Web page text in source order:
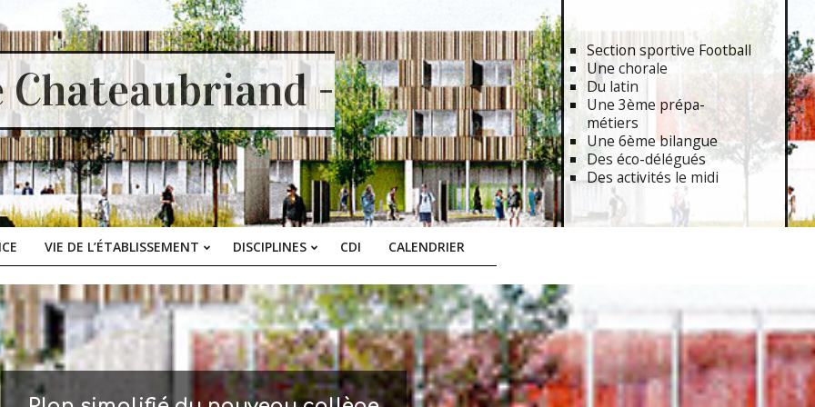
Chateaubriand -
Section sportive Football
Une chorale
Du latin
Une 3ème prépa-
métiers
Une 6ème bilangue
Des éco-délégués
Des activités le midi
Primary
Navigation
Menu
VIE DE L’ÉTABLISSEMENT DISCIPLINES CDI CALENDRIER